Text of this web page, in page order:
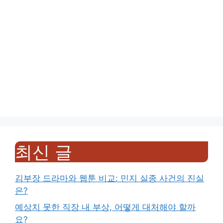
최신 글
김부장 드라마와 웹툰 비교: 민지 실종 사건의 진실
은?
예상치 못한 직장 내 부상, 어떻게 대처해야 할까
요?